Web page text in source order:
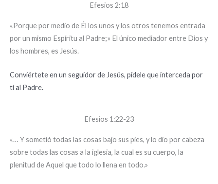
Efesios 2:18
«Porque por medio de Él los unos y los otros tenemos entrada
por un mismo Espíritu al Padre;» El único mediador entre Dios y
los hombres, es Jesús.
Conviértete en un seguidor de Jesús, pídele que interceda por
tí al Padre.
Efesios 1:22-23
«… Y sometió todas las cosas bajo sus pies, y lo dio por cabeza
sobre todas las cosas a la iglesia, la cual es su cuerpo, la
plenitud de Aquel que todo lo llena en todo.»